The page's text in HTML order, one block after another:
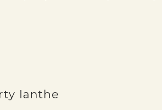
Ianthe